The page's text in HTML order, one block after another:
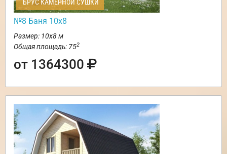
БРУС КАМЕРНОЙ СУШКИ
№8 Баня 10х8
Размер: 10х8 м
Общая площадь: 752
от 1364300